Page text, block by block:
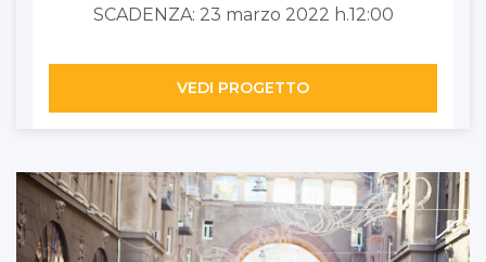
SCADENZA: 23 marzo 2022 h.12:00
VEDI PROGETTO